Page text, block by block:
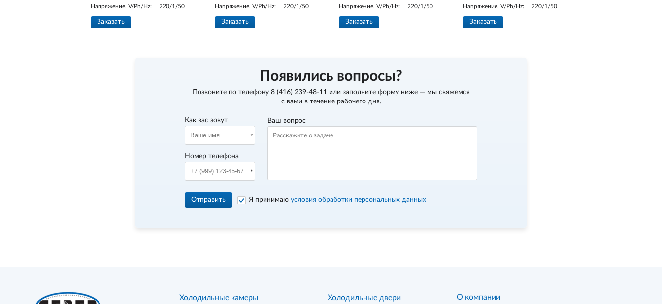
Напряжение, V/Ph/Hz:
220/1/50
Заказать
Напряжение, V/Ph/Hz:
220/1/50
Заказать
Напряжение, V/Ph/Hz:
220/1/50
Заказать
Напряжение, V/Ph/Hz:
220/1/50
Заказать
Появились вопросы?
Позвоните по телефону 8 (416) 239-48-11или заполните форму ниже — мы свяжемся
с вами в течение рабочего дня.
Как вас зовут
Номер телефона
Ваш вопрос
Отправить Я принимаю условия обработки персональных данных
Холодильные камеры Холодильные двери О компании